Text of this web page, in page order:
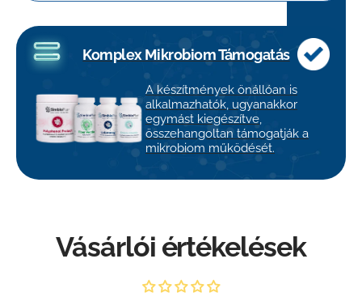
Komplex Mikrobiom Támogatás
A készítmények önállóan is
alkalmazhatók, ugyanakkor
egymást kiegészítve,
összehangoltan támogatják a
mikrobiom működését.
Vásárlói értékelések